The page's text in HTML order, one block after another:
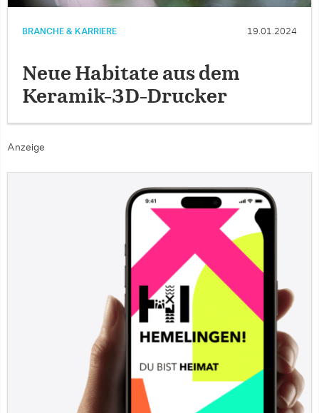
BRANCHE & KARRIERE 19.01.2024
Neue Habitate aus dem
Keramik-3D-Drucker
Anzeige